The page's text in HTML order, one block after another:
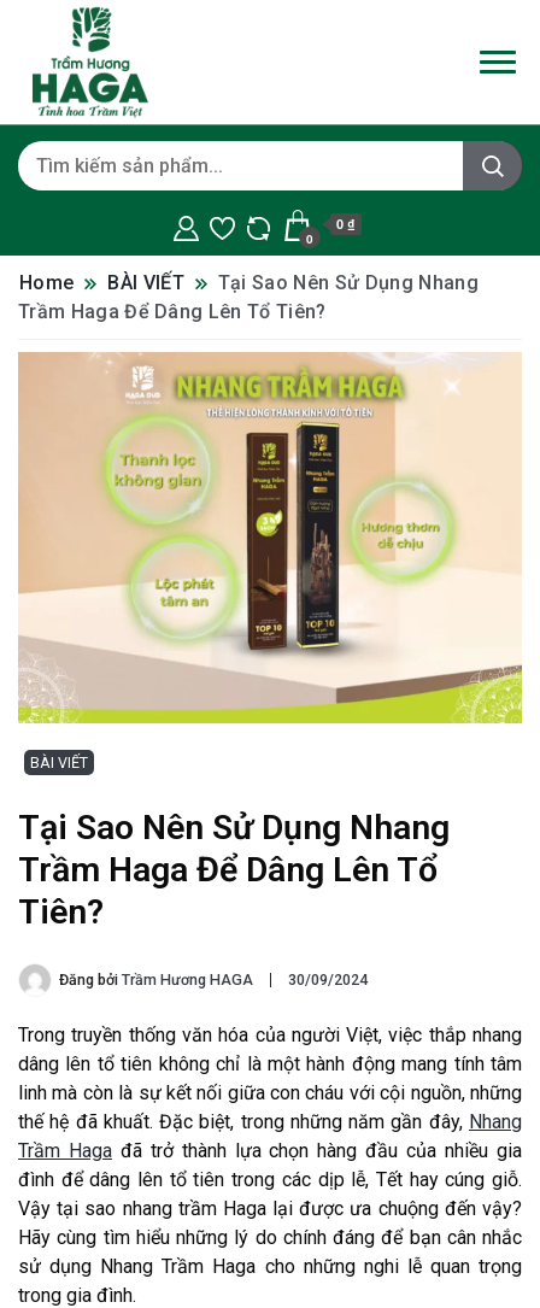
0
0 ₫
Home BÀI VIẾT
Tại Sao Nên Sử Dụng Nhang
Trầm Haga Để Dâng Lên Tổ Tiên?
BÀI VIẾT
Tại Sao Nên Sử Dụng Nhang
Trầm Haga Để Dâng Lên Tổ
Tiên?
Đăng bởi Trầm Hương HAGA 30/09/2024
Trong truyền thống văn hóa của người Việt, việc thắp nhang
dâng lên tổ tiên không chỉ là một hành động mang tính tâm
linh mà còn là sự kết nối giữa con cháu với cội nguồn, những
thế hệ đã khuất. Đặc biệt, trong những năm gần đây, Nhang
Trầm Hagađã trở thành lựa chọn hàng đầu của nhiều gia
đình để dâng lên tổ tiên trong các dịp lễ, Tết hay cúng giỗ.
Vậy tại sao nhang trầm Haga lại được ưa chuộng đến vậy?
Hãy cùng tìm hiểu những lý do chính đáng để bạn cân nhắc
sử dụng Nhang Trầm Haga cho những nghi lễ quan trọng
trong gia đình.